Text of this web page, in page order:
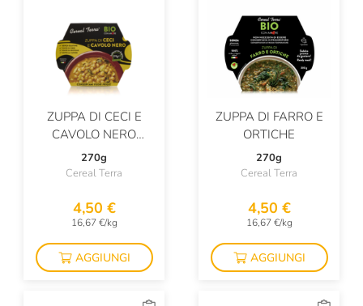
ZUPPA DI CECI E
CAVOLO NERO
BIOLOGICA
270g
Cereal Terra
4,50 €
16,67 €/kg
AGGIUNGI
ZUPPA DI FARRO E
ORTICHE
270g
Cereal Terra
4,50 €
16,67 €/kg
AGGIUNGI